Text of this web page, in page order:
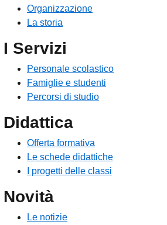
Organizzazione
La storia
I Servizi
Personale scolastico
Famiglie e studenti
Percorsi di studio
Didattica
Offerta formativa
Le schede didattiche
I progetti delle classi
Novità
Le notizie